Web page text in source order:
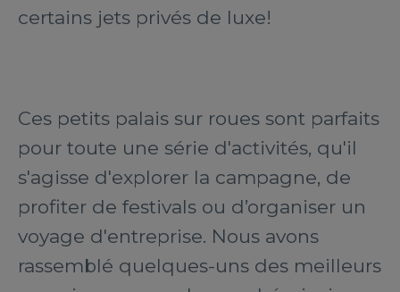
certains jets privés de luxe!
Ces petits palais sur roues sont parfaits
pour toute une série d'activités, qu'il
s'agisse d'explorer la campagne, de
profiter de festivals ou d’organiser un
voyage d'entreprise. Nous avons
rassemblé quelques-uns des meilleurs